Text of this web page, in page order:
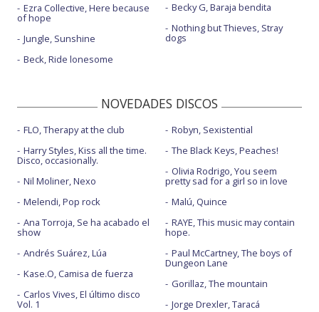
Ezra Collective, Here because
of hope
Jungle, Sunshine
Beck, Ride lonesome
Becky G, Baraja bendita
Nothing but Thieves, Stray
dogs
NOVEDADES DISCOS
FLO, Therapy at the club
Harry Styles, Kiss all the time.
Disco, occasionally.
Nil Moliner, Nexo
Melendi, Pop rock
Ana Torroja, Se ha acabado el
show
Andrés Suárez, Lúa
Kase.O, Camisa de fuerza
Carlos Vives, El último disco
Vol. 1
Robyn, Sexistential
The Black Keys, Peaches!
Olivia Rodrigo, You seem
pretty sad for a girl so in love
Malú, Quince
RAYE, This music may contain
hope.
Paul McCartney, The boys of
Dungeon Lane
Gorillaz, The mountain
Jorge Drexler, Taracá